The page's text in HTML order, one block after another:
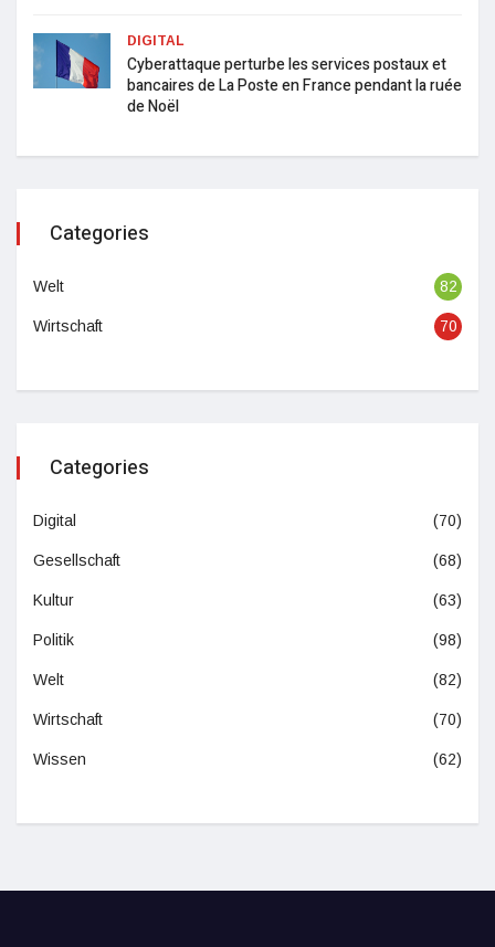
DIGITAL
Cyberattaque perturbe les services postaux et
bancaires de La Poste en France pendant la ruée
de Noël
Categories
Welt 82
Wirtschaft 70
Categories
Digital (70)
Gesellschaft (68)
Kultur (63)
Politik (98)
Welt (82)
Wirtschaft (70)
Wissen (62)